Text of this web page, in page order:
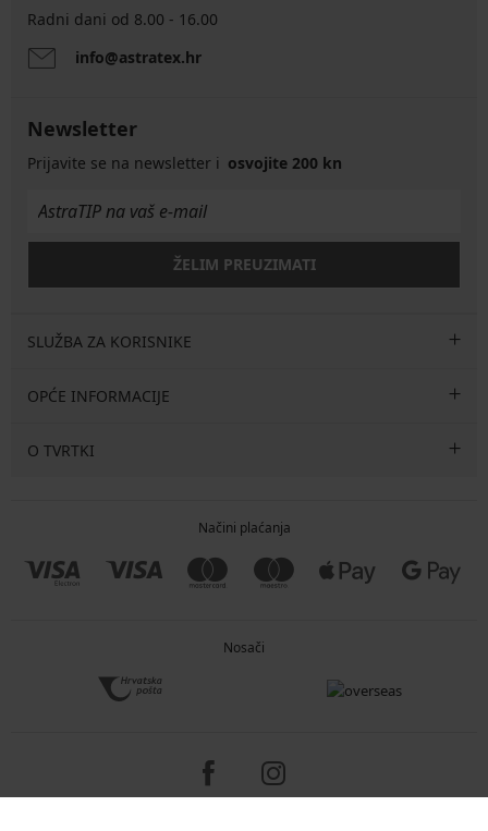
Radni dani od 8.00 - 16.00
info@astratex.hr
Newsletter
Prijavite se na newsletter i osvojite 200 kn
ŽELIM PREUZIMATI
SLUŽBA ZA KORISNIKE
OPĆE INFORMACIJE
O TVRTKI
Načini plaćanja
Nosači